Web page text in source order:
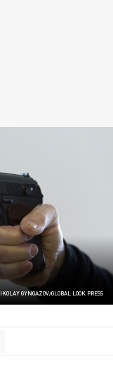
GYNGAZOV/GLOBAL LOOK PRESS